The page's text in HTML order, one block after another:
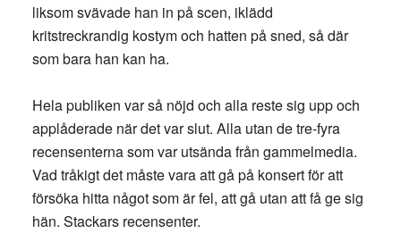
liksom svävade han in på scen, iklädd
kritstreckrandig kostym och hatten på sned, så där
som bara han kan ha.
Hela publiken var så nöjd och alla reste sig upp och
applåderade när det var slut. Alla utan de tre-fyra
recensenterna som var utsända från gammelmedia.
Vad tråkigt det måste vara att gå på konsert för att
försöka hitta något som är fel, att gå utan att få ge sig
hän. Stackars recensenter.